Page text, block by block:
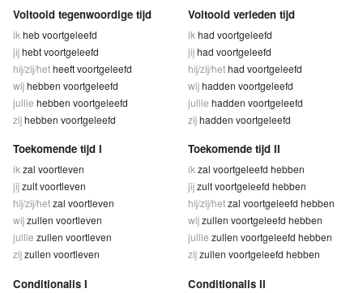
Voltooid tegenwoordige tijd
ik heb voortgeleefd
jijhebt voortgeleefd
hij/zij/hetheeft voortgeleefd
wijhebben voortgeleefd
jullie hebben voortgeleefd
zijhebben voortgeleefd
Voltooid verleden tijd
ik had voortgeleefd
jijhad voortgeleefd
hij/zij/hethad voortgeleefd
wijhadden voortgeleefd
jullie hadden voortgeleefd
zijhadden voortgeleefd
Toekomende tijd I
ik zal voortleven
jijzult voortleven
hij/zij/hetzal voortleven
wijzullen voortleven
jullie zullen voortleven
zijzullen voortleven
Toekomende tijd II
ik zal voortgeleefd hebben
jijzult voortgeleefd hebben
hij/zij/hetzal voortgeleefd hebben
wijzullen voortgeleefd hebben
jullie zullen voortgeleefd hebben
zijzullen voortgeleefd hebben
Conditionalis I Conditionalis II